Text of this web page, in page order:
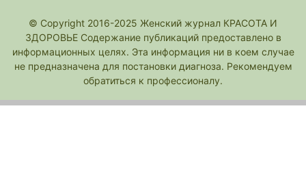
© Copyright 2016-2025 Женский журнал КРАСОТА И
ЗДОРОВЬЕ Содержание публикаций предоставлено в
информационных целях. Эта информация ни в коем случае
не предназначена для постановки диагноза. Рекомендуем
обратиться к профессионалу.